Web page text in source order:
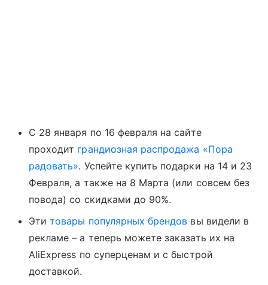
С 28 января по 16 февраля на сайте
проходит грандиозная распродажа «Пора
радовать». Успейте купить подарки на 14 и 23
Февраля, а также на 8 Марта (или совсем без
повода) со скидками до 90%.
Этитовары популярных брендов вы видели в
рекламе – а теперь можете заказать их на
AliExpress по суперценам и с быстрой
доставкой.